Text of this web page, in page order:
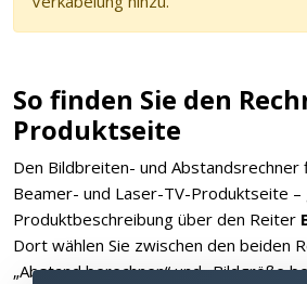
So finden Sie den
Produktseite
Den Bildbreiten- und Abstandsrechner
Beamer- und Laser-TV-Produktseite –
Produktbeschreibung über den Reiter
Dort wählen Sie zwischen den beiden
„Abstand berechnen“ und „Bildgröße